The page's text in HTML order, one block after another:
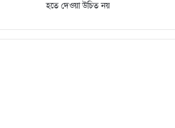
হতে দেওয়া উচিত নয়